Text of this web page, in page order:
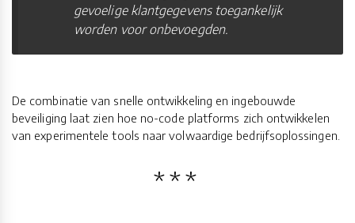
gevoelige klantgegevens toegankelijk
worden voor onbevoegden.
De combinatie van snelle ontwikkeling en ingebouwde
beveiliging laat zien hoe no-code platforms zich ontwikkelen
van experimentele tools naar volwaardige bedrijfsoplossingen.